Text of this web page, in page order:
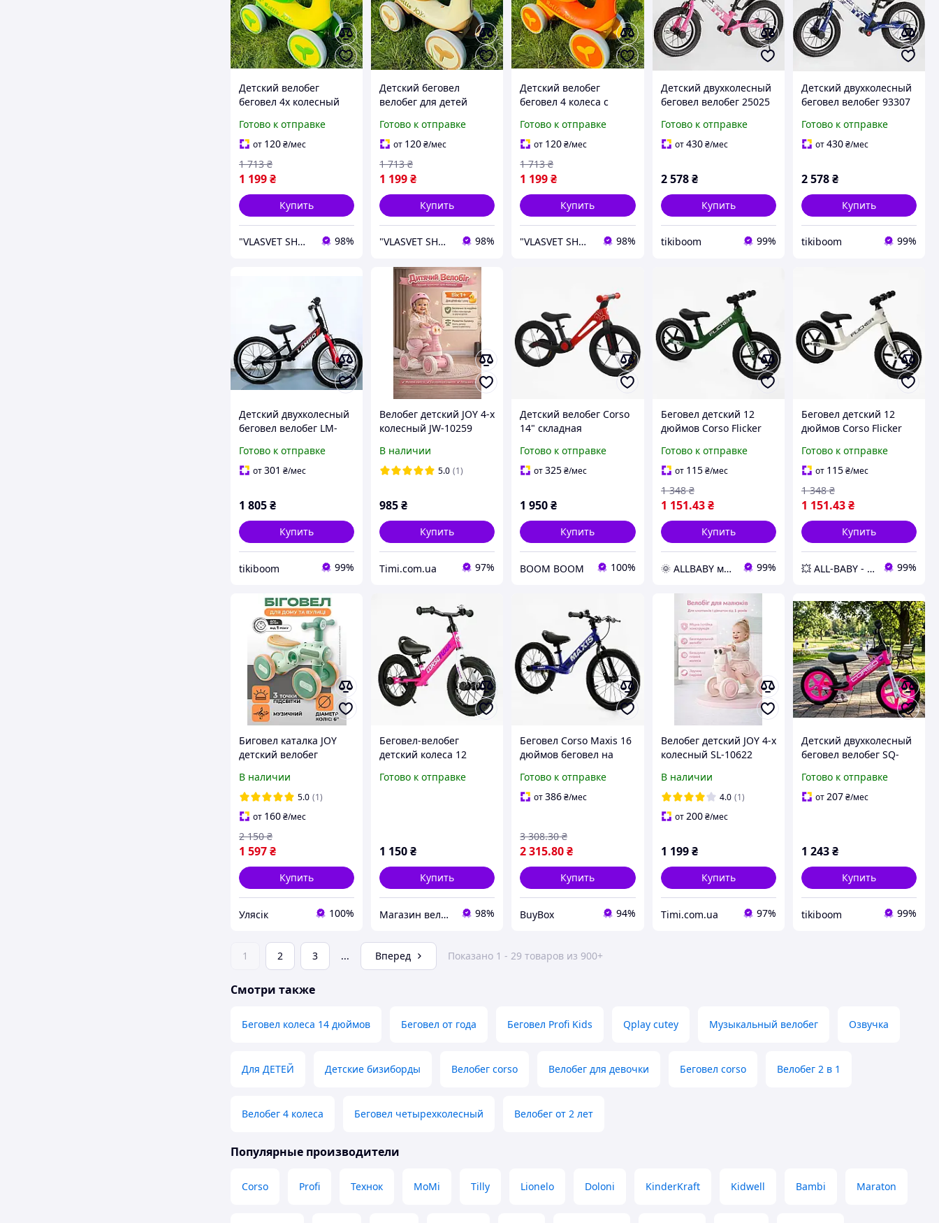
Детский велобег
беговел 4х колесный
месяцев с подсветкой и
мелодиями
УКРАИНСКАЯ ОЗВУЧКА
Готово к отправке
от 120₴/мес
1 199₴
1 713 ₴
Купить
"VLASVET SHOP" 98%
Детский беговел
велобег для детей
пластмассовый с
подсветкой и песнями
УКРАИНСКАЯ ОЗВУЧКА
Готово к отправке
от 120₴/мес
1 199₴
1 713 ₴
Купить
"VLASVET SHOP" 98%
Детский велобег
беговел 4 колеса с
мелодиями
УКРАИНСКАЯ ОЗВУЧКА
Детские велобеги
беговелы
Готово к отправке
от 120₴/мес
1 199₴
1 713 ₴
Купить
"VLASVET SHOP" 98%
Детский двухколесный
беговел велобег 25025
ручным тормозом,
амортизатор, колеса
розовый
Готово к отправке
от430 ₴/мес
2 578 ₴
Купить
tikiboom 99%
Детский двухколесный
беговел велобег 93307
ручным тормозом,
амортизатор, колеса
синий
Готово к отправке
от430₴/мес
2 578₴
Купить
tikiboom 99%
Детский двухколесный
беговел велобег LM-
колеса надувные 16
дюймов, ручной
черный
Готово к отправке
от301 ₴/мес
1 805₴
Купить
tikiboom 99%
Велобег детский JOY 4-х
колесный JW-10259
подсветка Розовый
В наличии
5.0 (1)
985₴
Купить
Timi.com.ua 97%
Детский велобег Corso
14" складная
колеса 14" Красный
Готово к отправке
от325₴/мес
1 950₴
Купить
BOOM BOOM 100%
Беговел детский 12
дюймов Corso Flicker
надувные колеса,
нейлоновая рама,
велобег
Готово к отправке
от 115 ₴/мес
1 151.43 ₴
1 348 ₴
Купить
🌞 ALLBABY магазин товаров для детей 99%
Беговел детский 12
дюймов Corso Flicker
надувные колеса,
нейлоновая рама,
Велобег
Готово к отправке
от 115₴/мес
1 151.43₴
1 348 ₴
Купить
💥 ALL-BABY - интернет - магазин товаров для детей 99%
Биговел каталка JOY
детский велобег
детей на 4 колеса PU
подсветка с музыкой
светом зеленый
В наличии
5.0 (1)
от 160₴/мес
1 597₴
2 150 ₴
Купить
Улясік 100%
Беговел-велобег
детский колеса 12
розовый для девочки
Готово к отправке
1 150₴
Купить
Магазин велосипедов "Вело 7км" 98%
Беговел Corso Maxis 16
дюймов беговел на
детский двухколесный
велосипед без педалей
Готово к отправке
от386₴/мес
2 315.80₴
3 308.30 ₴
Купить
BuyBox 94%
Велобег детский JOY 4-х
колесный SL-10622
эффекты Розовый
В наличии
4.0 (1)
от200 ₴/мес
1 199 ₴
Купить
Timi.com.ua 97%
Детский двухколесный
беговел велобег SQ-
колеса 12 дюймов EVA
(пена), розовый для
Готово к отправке
от207₴/мес
1 243₴
Купить
tikiboom 99%
1 2 3 ... Вперед Показано 1 - 29 товаров из 900+
Смотри также
Беговел колеса 14 дюймов Беговел от года Беговел Profi Kids Qplay cutey Музыкальный велобег Озвучка
Для ДЕТЕЙ Детские бизиборды Велобег corso Велобег для девочки Беговел corso Велобег 2 в 1
Велобег 4 колеса Беговел четырехколесный Велобег от 2 лет
Популярные производители
Corso Profi Технок MoMi Tilly Lionelo Doloni KinderKraft Kidwell Bambi Maraton